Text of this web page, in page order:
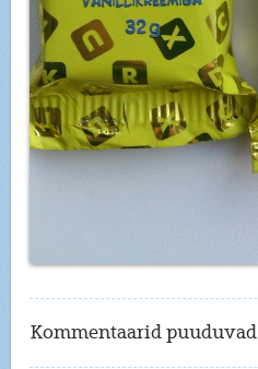
Kommentaarid puuduvad